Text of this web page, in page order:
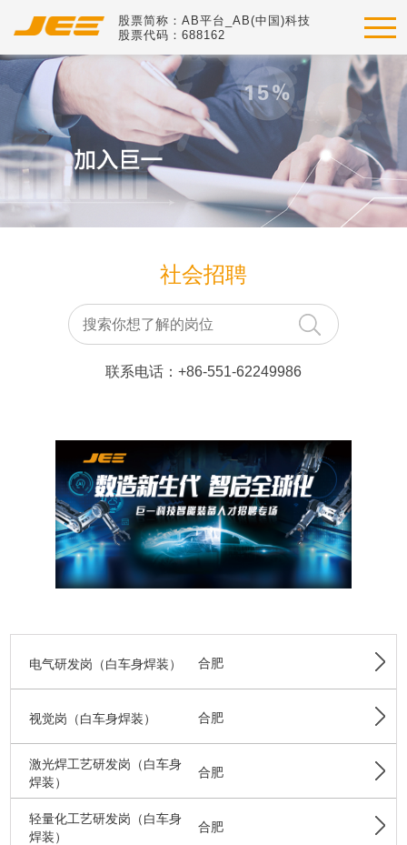
股票简称：AB平台_AB(中国)科技
股票代码：688162
社会招聘
联系电话：+86-551-62249986
电气研发岗（白车身焊装） 合肥
视觉岗（白车身焊装） 合肥
激光焊工艺研发岗（白车身
焊装）
合肥
轻量化工艺研发岗（白车身
焊装）
合肥